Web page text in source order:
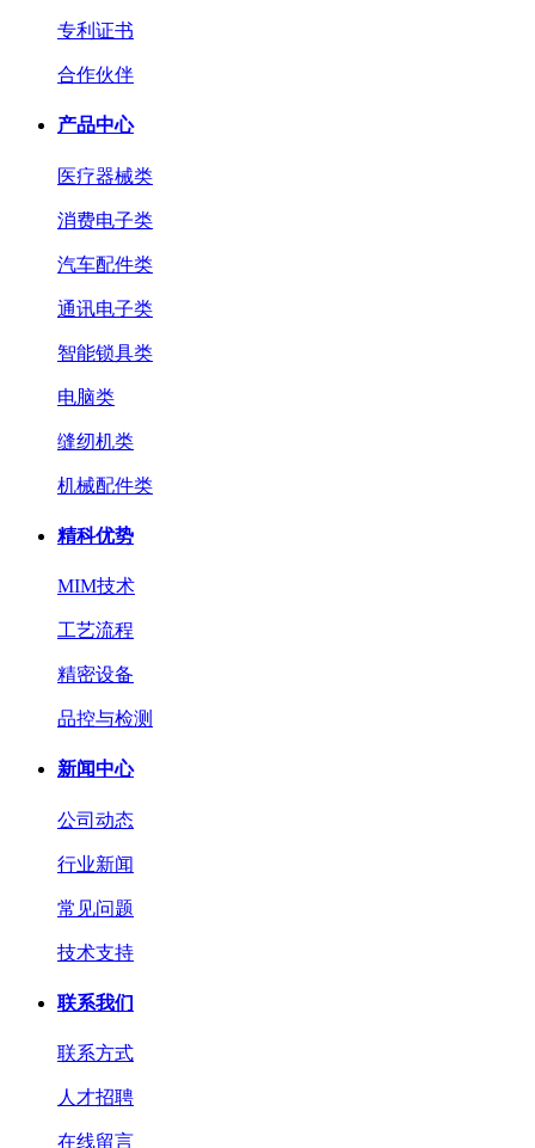
专利证书
合作伙伴
产品中心
医疗器械类
消费电子类
汽车配件类
通讯电子类
智能锁具类
电脑类
缝纫机类
机械配件类
精科优势
MIM技术
工艺流程
精密设备
品控与检测
新闻中心
公司动态
行业新闻
常见问题
技术支持
联系我们
联系方式
人才招聘
在线留言